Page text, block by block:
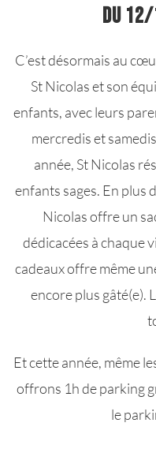
du
C’est désormais au
St Nicolas et son
enfants, avec leurs
mercredis et
année, St Nicolas
enfants sages. En plus
Nicolas offre un
dédicacées à chaque
cadeaux offre même
encore plus gâté(e).
Et cette année, même
offrons 1h de parking
le